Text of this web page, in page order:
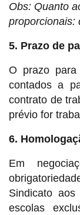
Obs: Quanto
proporcionais:
5. Prazo de
O prazo
contados a
contrato de
prévio for
6.
Em
Sindicato
escolas